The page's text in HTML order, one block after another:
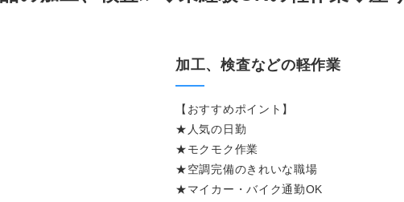
会社案内
よくあるご質問
加工、検査などの軽作業
【おすすめポイント】
★人気の日勤
★モクモク作業
★空調完備のきれいな職場
★マイカー・バイク通勤OK